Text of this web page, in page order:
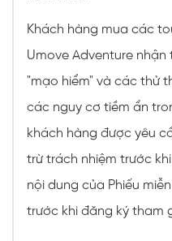
Khách hàng mua các
Umove Adventure
"mạo hiểm" và các thử
các nguy cơ tiềm ẩn
khách hàng được yêu
trừ trách nhiệm trước
nội dung của Phiếu
trước khi đăng ký tham